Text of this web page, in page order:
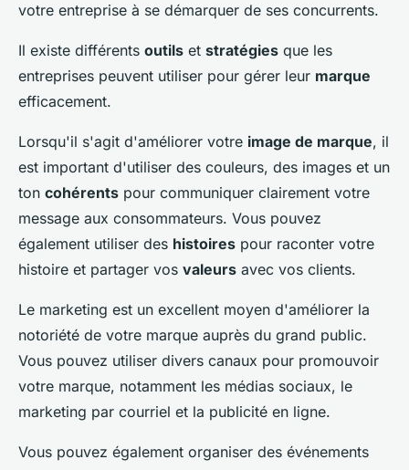
votre entreprise à se démarquer de ses concurrents.
Il existe différents outils et stratégies que les
entreprises peuvent utiliser pour gérer leur marque
efficacement.
Lorsqu'il s'agit d'améliorer votre image de marque, il
est important d'utiliser des couleurs, des images et un
ton cohérents pour communiquer clairement votre
message aux consommateurs. Vous pouvez
également utiliser des histoires pour raconter votre
histoire et partager vos valeurs avec vos clients.
Le marketing est un excellent moyen d'améliorer la
notoriété de votre marque auprès du grand public.
Vous pouvez utiliser divers canaux pour promouvoir
votre marque, notamment les médias sociaux, le
marketing par courriel et la publicité en ligne.
Vous pouvez également organiser des événements